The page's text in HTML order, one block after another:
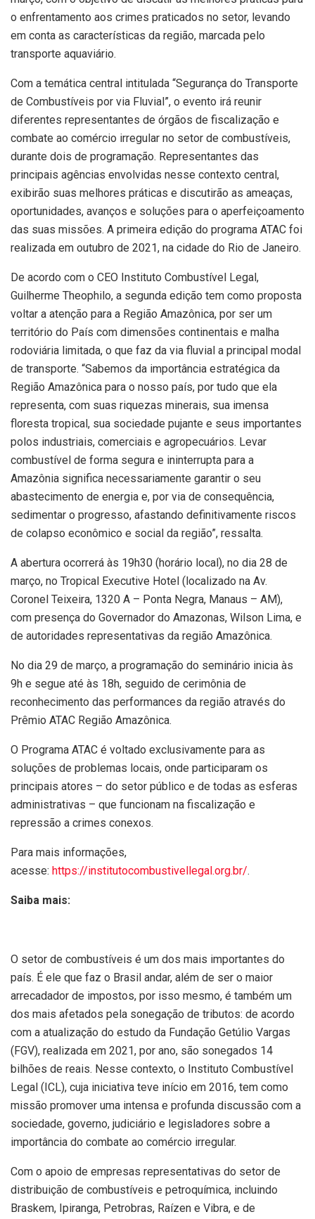
o enfrentamento aos crimes praticados no setor, levando
em conta as características da região, marcada pelo
transporte aquaviário.
Com a temática central intitulada “Segurança do Transporte
de Combustíveis por via Fluvial”, o evento irá reunir
diferentes representantes de órgãos de fiscalização e
combate ao comércio irregular no setor de combustíveis,
durante dois de programação. Representantes das
principais agências envolvidas nesse contexto central,
exibirão suas melhores práticas e discutirão as ameaças,
oportunidades, avanços e soluções para o aperfeiçoamento
das suas missões. A primeira edição do programa ATAC foi
realizada em outubro de 2021, na cidade do Rio de Janeiro.
De acordo com o CEO Instituto Combustível Legal,
Guilherme Theophilo, a segunda edição tem como proposta
voltar a atenção para a Região Amazônica, por ser um
território do País com dimensões continentais e malha
rodoviária limitada, o que faz da via fluvial a principal modal
de transporte. “Sabemos da importância estratégica da
Região Amazônica para o nosso país, por tudo que ela
representa, com suas riquezas minerais, sua imensa
floresta tropical, sua sociedade pujante e seus importantes
polos industriais, comerciais e agropecuários. Levar
combustível de forma segura e ininterrupta para a
Amazônia significa necessariamente garantir o seu
abastecimento de energia e, por via de consequência,
sedimentar o progresso, afastando definitivamente riscos
de colapso econômico e social da região”, ressalta.
A abertura ocorrerá às 19h30 (horário local), no dia 28 de
março, no Tropical Executive Hotel (localizado na Av.
Coronel Teixeira, 1320 A – Ponta Negra, Manaus – AM),
com presença do Governador do Amazonas, Wilson Lima, e
de autoridades representativas da região Amazônica.
No dia 29 de março, a programação do seminário inicia às
9h e segue até às 18h, seguido de cerimônia de
reconhecimento das performances da região através do
Prêmio ATAC Região Amazônica.
O Programa ATAC é voltado exclusivamente para as
soluções de problemas locais, onde participaram os
principais atores – do setor público e de todas as esferas
administrativas – que funcionam na fiscalização e
repressão a crimes conexos.
Para mais informações,
acesse: https://institutocombustivellegal.org.br/.
Saiba mais:
O setor de combustíveis é um dos mais importantes do
país. É ele que faz o Brasil andar, além de ser o maior
arrecadador de impostos, por isso mesmo, é também um
dos mais afetados pela sonegação de tributos: de acordo
com a atualização do estudo da Fundação Getúlio Vargas
(FGV), realizada em 2021, por ano, são sonegados 14
bilhões de reais. Nesse contexto, o Instituto Combustível
Legal (ICL), cuja iniciativa teve início em 2016, tem como
missão promover uma intensa e profunda discussão com a
sociedade, governo, judiciário e legisladores sobre a
importância do combate ao comércio irregular.
Com o apoio de empresas representativas do setor de
distribuição de combustíveis e petroquímica, incluindo
Braskem, Ipiranga, Petrobras, Raízen e Vibra, e de